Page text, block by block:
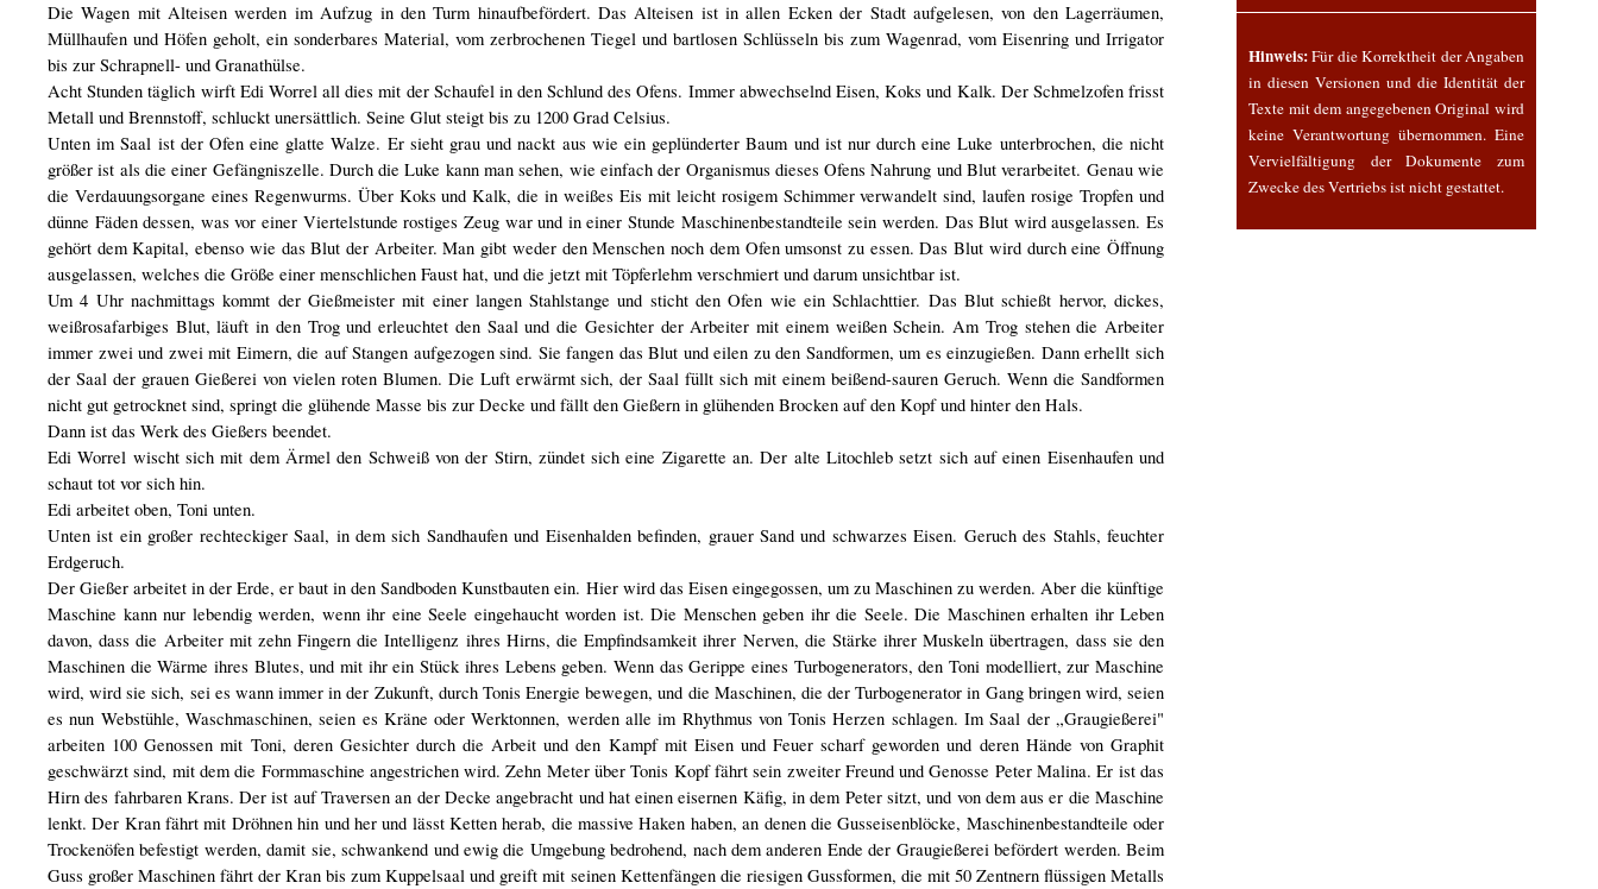
Die Wagen mit Alteisen werden im Aufzug in den Turm hinaufbefördert. Das Alteisen ist in allen Ecken der Stadt aufgelesen, von den Lagerräumen,
Müllhaufen und Höfen geholt, ein sonderbares Material, vom zerbrochenen Tiegel und bartlosen Schlüsseln bis zum Wagenrad, vom Eisenring und Irrigator
bis zur Schrapnell- und Granathülse.
Acht Stunden täglich wirft Edi Worrel all dies mit der Schaufel in den Schlund des Ofens. Immer abwechselnd Eisen, Koks und Kalk. Der Schmelzofen frisst
Metall und Brennstoff, schluckt unersättlich. Seine Glut steigt bis zu 1200 Grad Celsius.
Unten im Saal ist der Ofen eine glatte Walze. Er sieht grau und nackt aus wie ein geplünderter Baum und ist nur durch eine Luke unterbrochen, die nicht
größer ist als die einer Gefängniszelle. Durch die Luke kann man sehen, wie einfach der Organismus dieses Ofens Nahrung und Blut verarbeitet. Genau wie
die Verdauungsorgane eines Regenwurms. Über Koks und Kalk, die in weißes Eis mit leicht rosigem Schimmer verwandelt sind, laufen rosige Tropfen und
dünne Fäden dessen, was vor einer Viertelstunde rostiges Zeug war und in einer Stunde Maschinenbestandteile sein werden. Das Blut wird ausgelassen. Es
gehört dem Kapital, ebenso wie das Blut der Arbeiter. Man gibt weder den Menschen noch dem Ofen umsonst zu essen. Das Blut wird durch eine Öffnung
ausgelassen, welches die Größe einer menschlichen Faust hat, und die jetzt mit Töpferlehm verschmiert und darum unsichtbar ist.
Um 4 Uhr nachmittags kommt der Gießmeister mit einer langen Stahlstange und sticht den Ofen wie ein Schlachttier. Das Blut schießt hervor, dickes,
weißrosafarbiges Blut, läuft in den Trog und erleuchtet den Saal und die Gesichter der Arbeiter mit einem weißen Schein. Am Trog stehen die Arbeiter
immer zwei und zwei mit Eimern, die auf Stangen aufgezogen sind. Sie fangen das Blut und eilen zu den Sandformen, um es einzugießen. Dann erhellt sich
der Saal der grauen Gießerei von vielen roten Blumen. Die Luft erwärmt sich, der Saal füllt sich mit einem beißend-sauren Geruch. Wenn die Sandformen
nicht gut getrocknet sind, springt die glühende Masse bis zur Decke und fällt den Gießern in glühenden Brocken auf den Kopf und hinter den Hals.
Dann ist das Werk des Gießers beendet.
Edi Worrel wischt sich mit dem Ärmel den Schweiß von der Stirn, zündet sich eine Zigarette an. Der alte Litochleb setzt sich auf einen Eisenhaufen und
schaut tot vor sich hin.
Edi arbeitet oben, Toni unten.
Unten ist ein großer rechteckiger Saal, in dem sich Sandhaufen und Eisenhalden befinden, grauer Sand und schwarzes Eisen. Geruch des Stahls, feuchter
Erdgeruch.
Der Gießer arbeitet in der Erde, er baut in den Sandboden Kunstbauten ein. Hier wird das Eisen eingegossen, um zu Maschinen zu werden. Aber die künftige
Maschine kann nur lebendig werden, wenn ihr eine Seele eingehaucht worden ist. Die Menschen geben ihr die Seele. Die Maschinen erhalten ihr Leben
davon, dass die Arbeiter mit zehn Fingern die Intelligenz ihres Hirns, die Empfindsamkeit ihrer Nerven, die Stärke ihrer Muskeln übertragen, dass sie den
Maschinen die Wärme ihres Blutes, und mit ihr ein Stück ihres Lebens geben. Wenn das Gerippe eines Turbogenerators, den Toni modelliert, zur Maschine
wird, wird sie sich, sei es wann immer in der Zukunft, durch Tonis Energie bewegen, und die Maschinen, die der Turbogenerator in Gang bringen wird, seien
es nun Webstühle, Waschmaschinen, seien es Kräne oder Werktonnen, werden alle im Rhythmus von Tonis Herzen schlagen. Im Saal der „Graugießerei"
arbeiten 100 Genossen mit Toni, deren Gesichter durch die Arbeit und den Kampf mit Eisen und Feuer scharf geworden und deren Hände von Graphit
geschwärzt sind, mit dem die Formmaschine angestrichen wird. Zehn Meter über Tonis Kopf fährt sein zweiter Freund und Genosse Peter Malina. Er ist das
Hirn des fahrbaren Krans. Der ist auf Traversen an der Decke angebracht und hat einen eisernen Käfig, in dem Peter sitzt, und von dem aus er die Maschine
lenkt. Der Kran fährt mit Dröhnen hin und her und lässt Ketten herab, die massive Haken haben, an denen die Gusseisenblöcke, Maschinenbestandteile oder
Trockenöfen befestigt werden, damit sie, schwankend und ewig die Umgebung bedrohend, nach dem anderen Ende der Graugießerei befördert werden. Beim
Guss großer Maschinen fährt der Kran bis zum Kuppelsaal und greift mit seinen Kettenfängen die riesigen Gussformen, die mit 50 Zentnern flüssigen Metalls
Hinweis:Für die Korrektheit der Angaben
in diesen Versionen und die Identität der
Texte mit dem angegebenen Original wird
keine Verantwortung übernommen. Eine
Vervielfältigung der Dokumente zum
Zwecke des Vertriebs ist nicht gestattet.